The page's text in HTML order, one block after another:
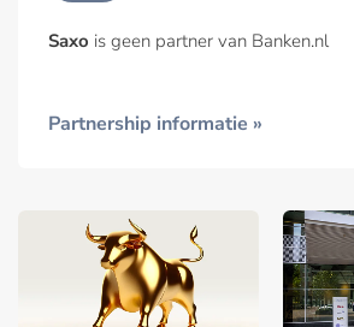
Saxo is geen partner van Banken.nl
Partnership informatie »